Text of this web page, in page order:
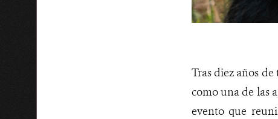
Tras diez años
como una de las
evento que